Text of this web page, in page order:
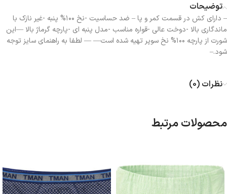
توضیحات
– دارای کش در قسمت کمر و پا – ضد حساسیت -نخ ۱۰۰% پنبه -غیر نازک با
ماندگاری بالا -دوخت عالی -قواره مناسب -مدل پنبه ای -پارچه گرماژ بالا —این
شورت از پارچه ۱۰۰% نخ سوپر تهیه شده است— — لطفا به راهنمای سایز توجه
شود.–
نظرات (0)
محصولات مرتبط